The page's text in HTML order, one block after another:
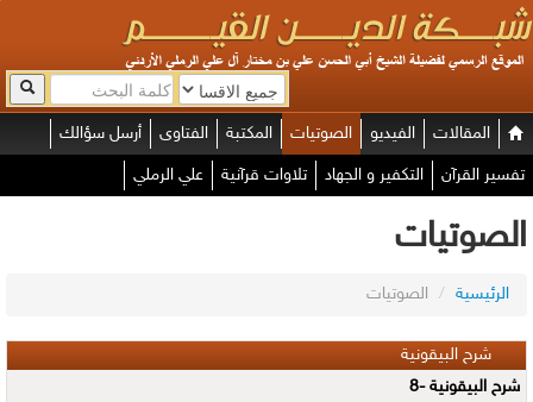
المقالات الفيديو الصوتيات المكتبة الفتاوى أرسل سؤالك
تفسير القرآن التكفير و الجهاد تلاوات قرآنية علي الرملي
الصوتيات
الرئيسية / الصوتيات
شرح البيقونية
شرح البيقونية -8